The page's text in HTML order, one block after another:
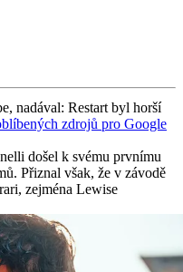
nadával: Restart byl horší
zdrojů pro Google
došel k svému prvnímu
Přiznal však, že v závodě
zejména Lewise